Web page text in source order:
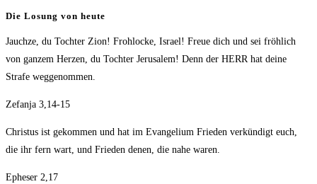
Die Losung von heute
Jauchze, du Tochter Zion! Frohlocke, Israel! Freue dich und sei fröhlich
von ganzem Herzen, du Tochter Jerusalem! Denn der HERR hat deine
Strafe weggenommen.
Zefanja 3,14-15
Christus ist gekommen und hat im Evangelium Frieden verkündigt euch,
die ihr fern wart, und Frieden denen, die nahe waren.
Epheser 2,17